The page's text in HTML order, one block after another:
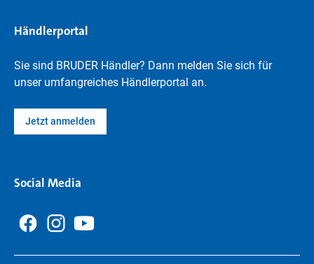
Händlerportal
Sie sind BRUDER Händler? Dann melden Sie sich für
unser umfangreiches Händlerportal an.
Jetzt anmelden
Social Media